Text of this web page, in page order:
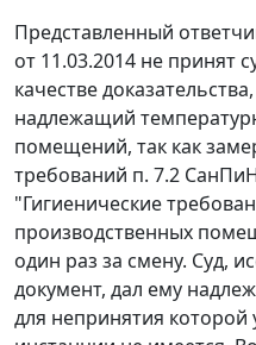
Представленный
от 11.03.2014 не принят
качестве
надлежащий
помещений, так как
требований п. 7.2
"Гигиенические
производственных
один раз за смену. Суд,
документ, дал ему
для непринятия которой